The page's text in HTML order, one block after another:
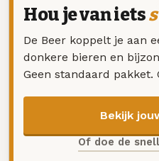
Hou je van iets
De Beer koppelt je aan
donkere bieren en
Geen standaard pakket.
Bekijk
Of doe de